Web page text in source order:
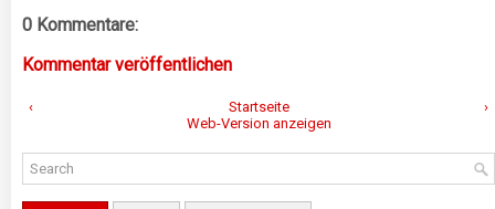
0 Kommentare:
Kommentar veröffentlichen
‹ ›
Startseite
Web-Version anzeigen